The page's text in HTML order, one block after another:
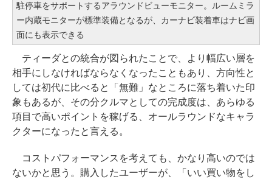
駐停車をサポートするアラウンドビューモニター。ルームミラ
ー内蔵モニターが標準装備となるが、カーナビ装着車はナビ画
面にも表示できる
ティーダとの統合が図られたことで、より幅広い層を
相手にしなければならなくなったこともあり、方向性と
しては初代に比べると「無難」なところに落ち着いた印
象もあるが、その分クルマとしての完成度は、あらゆる
項目で高いポイントを稼げる、オールラウンドなキャラ
クターになったと言える。
コストパフォーマンスを考えても、かなり高いのでは
ないかと思う。購入したユーザーが、「いい買い物をし